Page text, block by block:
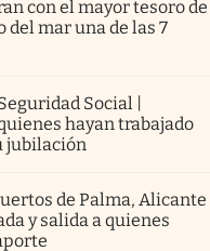
con el mayor tesoro de
mar una de las 7
Social |
hayan trabajado
jubilación
de Palma, Alicante
y salida a quienes